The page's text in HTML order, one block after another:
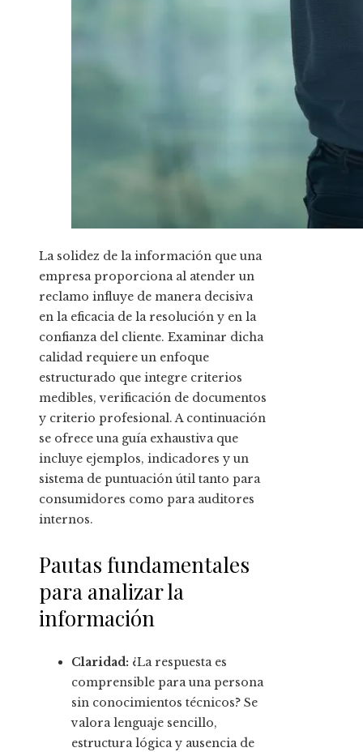
La solidez de la información que una
empresa proporciona al atender un
reclamo influye de manera decisiva
en la eficacia de la resolución y en la
confianza del cliente. Examinar dicha
calidad requiere un enfoque
estructurado que integre criterios
medibles, verificación de documentos
y criterio profesional. A continuación
se ofrece una guía exhaustiva que
incluye ejemplos, indicadores y un
sistema de puntuación útil tanto para
consumidores como para auditores
internos.
Pautas fundamentales
para analizar la
información
Claridad: ¿La respuesta es
comprensible para una persona
sin conocimientos técnicos? Se
valora lenguaje sencillo,
estructura lógica y ausencia de